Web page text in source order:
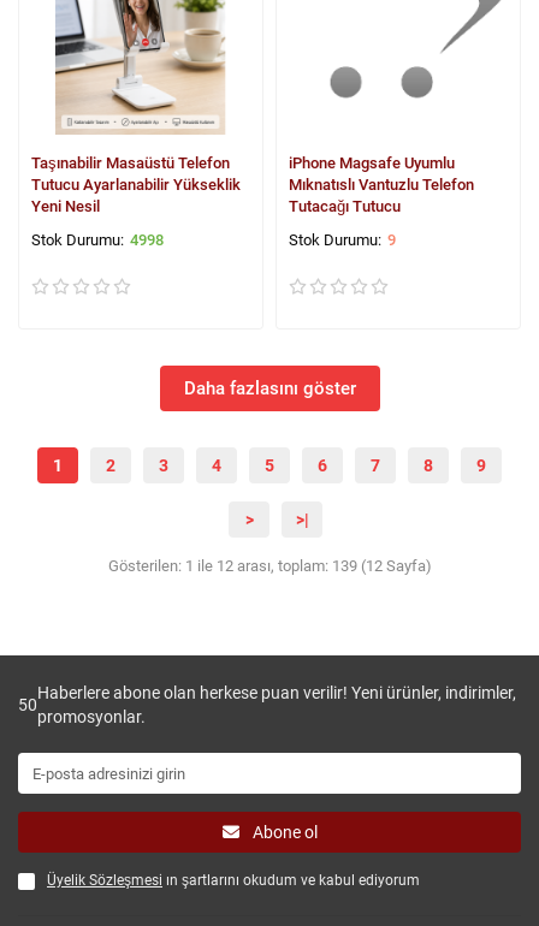
Taşınabilir Masaüstü Telefon
Tutucu Ayarlanabilir Yükseklik
Yeni Nesil
4998
iPhone Magsafe Uyumlu
Mıknatıslı Vantuzlu Telefon
Tutacağı Tutucu
9
Daha fazlasını göster
1 2 3 4 5 6 7 8 9
> >|
Gösterilen: 1 ile 12 arası, toplam: 139 (12 Sayfa)
50
Haberlere abone olan herkese puan verilir! Yeni ürünler, indirimler,
promosyonlar.
Abone ol
Üyelik Sözleşmesi ın şartlarını okudum ve kabul ediyorum